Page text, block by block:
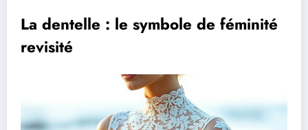
La dentelle : le symbole de féminité
revisité